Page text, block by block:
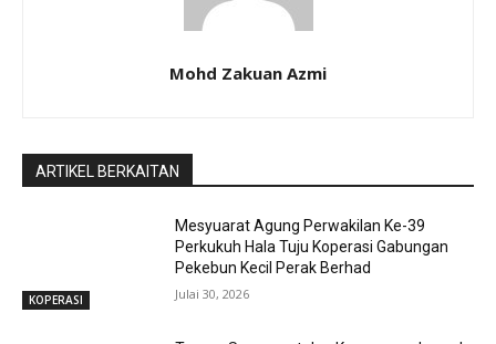
Mohd Zakuan Azmi
ARTIKEL BERKAITAN
KOPERASI
Mesyuarat Agung Perwakilan Ke-39
Perkukuh Hala Tuju Koperasi Gabungan
Pekebun Kecil Perak Berhad
Julai 30, 2026